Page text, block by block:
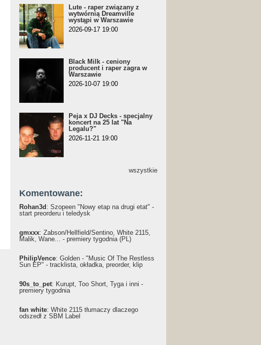
Lute - raper związany z
wytwórnią Dreamville
wystąpi w Warszawie
2026-09-17 19:00
Black Milk - ceniony
producent i raper zagra w
Warszawie
2026-10-07 19:00
Peja x DJ Decks - specjalny
koncert na 25 lat "Na
Legalu?"
2026-11-21 19:00
wszystkie
Komentowane:
Rohan3d : Szopeen "Nowy etap na drugi etat" -
start preorderu i teledysk
gmxxx: Żabson/Hellfield/Sentino, White 2115,
Malik, Wane... - premiery tygodnia (PL)
PhilipVence: Golden - "Music Of The Restless
Sun EP" - tracklista, okładka, preorder, klip
90s_to_pet: Kurupt, Too Short, Tyga i inni -
premiery tygodnia
fan white: White 2115 tłumaczy dlaczego
odszedł z SBM Label